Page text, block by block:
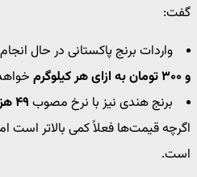
گفت:
واردات برنج پاکستانی در حال
و ۳۰۰ تومان به ازای هر کیلوگرم
برنج هندی نیز با نرخ مصوب ۴۹ هزار و ۸۰۰ تومان
اگرچه قیمت‌ها فعلاً کمی بالاتر است
است.